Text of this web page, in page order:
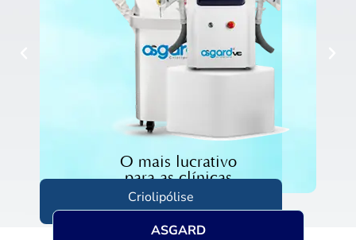
O mais lucrativo
para as clínicas
Criolipólise
ASGARD